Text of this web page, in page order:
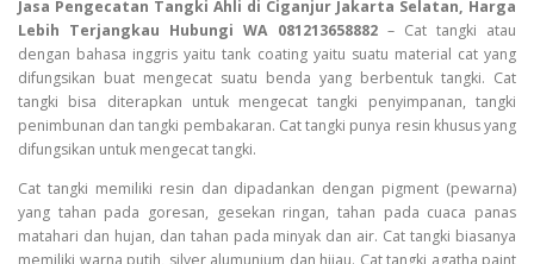
Jasa Pengecatan Tangki Ahli di Ciganjur Jakarta Selatan, Harga
Lebih Terjangkau Hubungi WA 081213658882– Cat tangki atau
dengan bahasa inggris yaitu tank coating yaitu suatu material cat yang
difungsikan buat mengecat suatu benda yang berbentuk tangki. Cat
tangki bisa diterapkan untuk mengecat tangki penyimpanan, tangki
penimbunan dan tangki pembakaran. Cat tangki punya resin khusus yang
difungsikan untuk mengecat tangki.
Cat tangki memiliki resin dan dipadankan dengan pigment (pewarna)
yang tahan pada goresan, gesekan ringan, tahan pada cuaca panas
matahari dan hujan, dan tahan pada minyak dan air. Cat tangki biasanya